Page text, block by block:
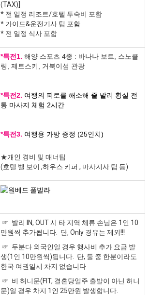
(TAX)]
* 전 일정 리조트/호텔 투숙비 포함
* 가이드&운전기사 팁 포함
* 전 일정 식사 포함
*특전1. 해양 스포츠 4종 : 바나나 보트, 스노클
링, 제트스키, 거북이섬 관광
*특전2. 여행의 피로를 해소해 줄 발리 황실 전
통 마사지 체험 2시간
*특전3. 여행용 가방 증정 (25인치)
★개인 경비 및 매너팁
(호텔 벨 보이 ,하우스 키퍼 , 마사지사 팁 등)
☞ 발리 IN, OUT 시 타 지역 체류 손님은 1인 10
만원씩 추가됩니다. 단, Only 경유는 제외!!!
☞ 두분다 외국인일 경우 행사비 추가 요금 발
생(1인 10만원씩)됩니다. 단, 둘 중 한분이라도
한국 여권일시 차지 없습니다
☞ 비 허니문(FIT, 결혼당일주 출발이 아닌 허니
문)일 경우 차지 1인 25만원 발생합니다.